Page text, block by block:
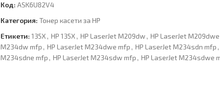
Код: ASK6U82V4
Категория: Тонер касети за HP
Етикети: 135X , HP 135X , HP LaserJet M209dw , HP LaserJet M209dwe
M234dw mfp , HP LaserJet M234dwe mfp , HP LaserJet M234sdn mfp ,
M234sdne mfp , HP LaserJet M234sdw mfp , HP LaserJet M234sdwe